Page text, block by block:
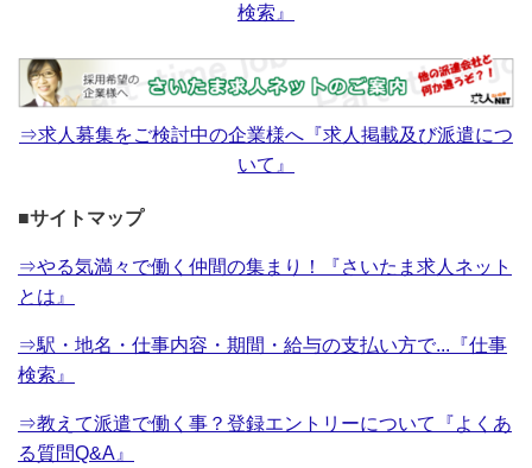
検索』
⇒求人募集をご検討中の企業様へ『求人掲載及び派遣につ
いて』
■サイトマップ
⇒やる気満々で働く仲間の集まり！『さいたま求人ネット
とは』
⇒駅・地名・仕事内容・期間・給与の支払い方で...『仕事
検索』
⇒教えて派遣で働く事？登録エントリーについて『よくあ
る質問Q&A』